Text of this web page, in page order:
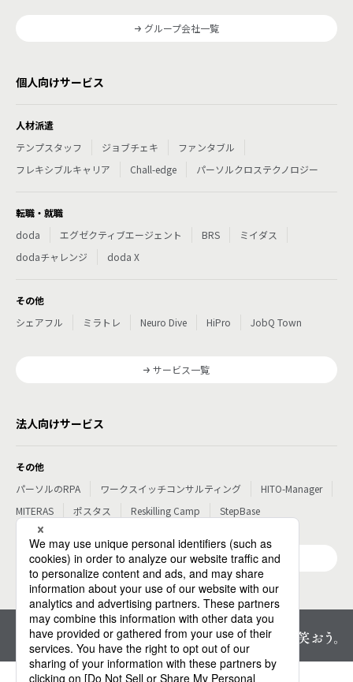
グループ会社一覧
個人向けサービス
人材派遣
テンプスタッフ
ジョブチェキ
ファンタブル
フレキシブルキャリア
Chall-edge パーソルクロステクノロジー
転職・就職
doda
エグゼクティブエージェント BRS
ミイダス
dodaチャレンジ
doda X
その他
シェアフル
ミラトレ Neuro Dive HiPro JobQ Town
サービス一覧
法人向けサービス
その他
パーソルのRPA
ワークスイッチコンサルティング
HITO-Manager
MITERAS
ポスタス Reskilling Camp StepBase
サービス一覧